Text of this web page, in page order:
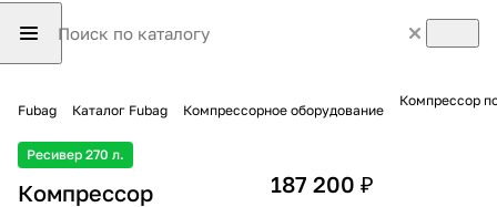
Fubag Каталог Fubag Компрессорное оборудование
Компрессор
Ресивер 270 л.
Компрессор
187 200 ₽